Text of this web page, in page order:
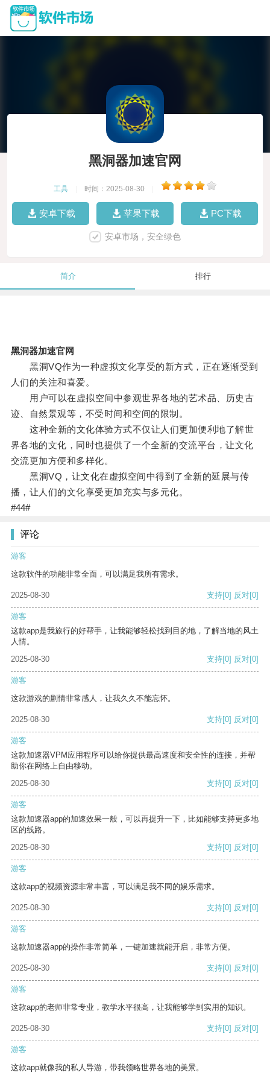
黑洞器加速官网
工具 时间：2025-08-30
安卓下载 苹果下载 PC下载
安卓市场，安全绿色
简介 排行
黑洞器加速官网
黑洞VQ作为一种虚拟文化享受的新方式，正在逐渐受到
人们的关注和喜爱。
用户可以在虚拟空间中参观世界各地的艺术品、历史古
迹、自然景观等，不受时间和空间的限制。
这种全新的文化体验方式不仅让人们更加便利地了解世
界各地的文化，同时也提供了一个全新的交流平台，让文化
交流更加方便和多样化。
黑洞VQ，让文化在虚拟空间中得到了全新的延展与传
播，让人们的文化享受更加充实与多元化。
#44#
评论
游客
这款软件的功能非常全面，可以满足我所有需求。
2025-08-30 支持[0] 反对[0]
游客
这款app是我旅行的好帮手，让我能够轻松找到目的地，了解当地的风土
人情。
2025-08-30
支持[0] 反对[0]
游客
这款游戏的剧情非常感人，让我久久不能忘怀。
2025-08-30 支持[0] 反对[0]
游客
这款加速器VPM应用程序可以给你提供最高速度和安全性的连接，并帮
助你在网络上自由移动。
2025-08-30
支持[0] 反对[0]
游客
这款加速器app的加速效果一般，可以再提升一下，比如能够支持更多地
区的线路。
2025-08-30
支持[0] 反对[0]
游客
这款app的视频资源非常丰富，可以满足我不同的娱乐需求。
2025-08-30 支持[0] 反对[0]
游客
这款加速器app的操作非常简单，一键加速就能开启，非常方便。
2025-08-30 支持[0] 反对[0]
游客
这款app的老师非常专业，教学水平很高，让我能够学到实用的知识。
2025-08-30 支持[0] 反对[0]
游客
这款app就像我的私人导游，带我领略世界各地的美景。